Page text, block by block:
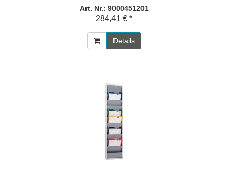
Art. Nr.: 9000451201
284,41 € *
Details